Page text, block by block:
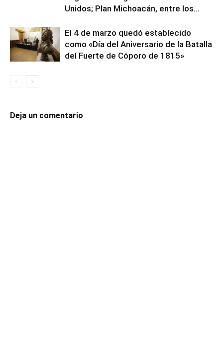
Unidos; Plan Michoacán, entre los...
El 4 de marzo quedó establecido
como «Día del Aniversario de la Batalla
del Fuerte de Cóporo de 1815»
Deja un comentario